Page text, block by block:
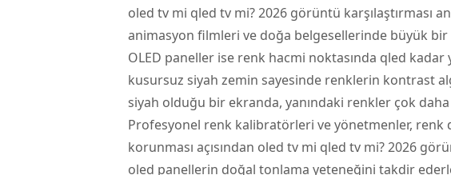
oled tv mi qled tv mi? 2026 görüntü karşılaştırması
animasyon filmleri ve doğa belgesellerinde büyük bir
OLED paneller ise renk hacmi noktasında qled
kusursuz siyah zemin sayesinde renklerin kontrast
siyah olduğu bir ekranda, yanındaki renkler çok
Profesyonel renk kalibratörleri ve yönetmenler, renk
korunması açısından oled tv mi qled tv mi? 2026
oled panellerin doğal tonlama yeteneğini takdir